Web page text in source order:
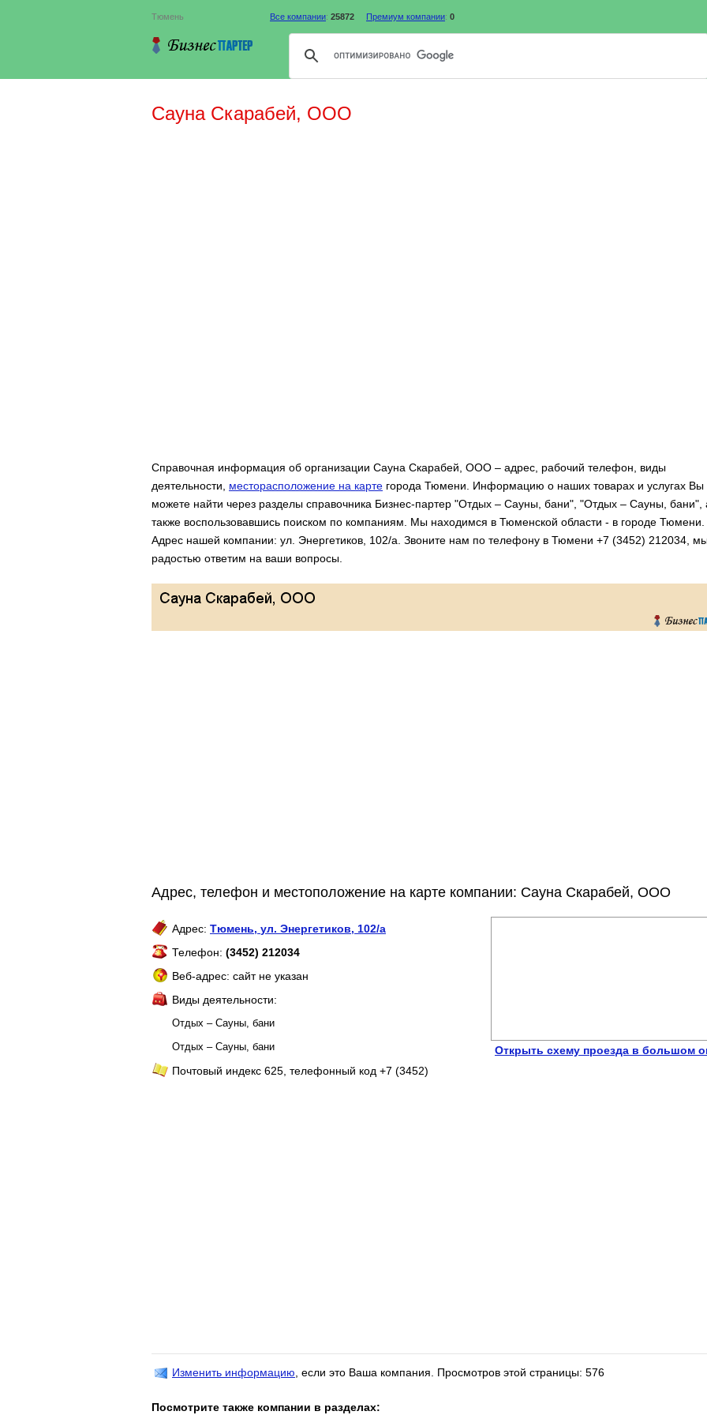
Тюмень Все компании: 25872 Премиум компании: 0
Сауна Скарабей, ООО
Справочная информация об организации Сауна Скарабей, ООО – адрес, рабочий телефон, виды
деятельности, месторасположение на карте города Тюмени. Информацию о наших товарах и услугах Вы
можете найти через разделы справочника Бизнес-партер "Отдых – Сауны, бани", "Отдых – Сауны, бани",
также воспользовавшись поиском по компаниям. Мы находимся в Тюменской области - в городе Тюмени.
Адрес нашей компании: ул. Энергетиков, 102/а. Звоните нам по телефону в Тюмени +7 (3452) 212034,
радостью ответим на ваши вопросы.
Адрес, телефон и местоположение на карте компании: Сауна Скарабей, ООО
Адрес: Тюмень, ул. Энергетиков, 102/а
Телефон: (3452) 212034
Веб-адрес: сайт не указан
Виды деятельности:
Отдых – Сауны, бани
Отдых – Сауны, бани
Почтовый индекс 625, телефонный код +7 (3452)
Открыть схему проезда в большом
Изменить информацию , если это Ваша компания. Просмотров этой страницы: 576
Посмотрите также компании в разделах: